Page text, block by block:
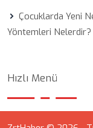
Çocuklarda Yeni
Yöntemleri Nelerdir?
Hızlı Menü